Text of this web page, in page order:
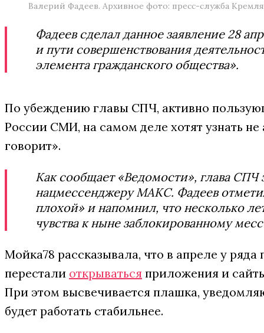
Валерий Фадеев. Архивное фото: пресс-служба Кремля
Фадеев сделал данное заявление 28
и пути совершенствования
элемента гражданского общества».
По убеждению главы СПЧ, активно
России СМИ, на самом деле хотят узнать не
говорит».
Как сообщает «Ведомости», глава
нацмессенджеру МАКС. Фадеев
плохой» и напомнил, что несколько
чувства к ныне заблокированному
Мойка78 рассказывала, что в апреле у
перестали открываться приложения и
При этом высвечивается плашка,
будет работать стабильнее.